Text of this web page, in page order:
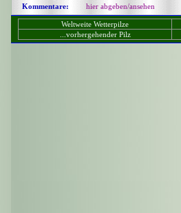
Kommentare:
hier abgeben/ansehen
Weltweite Wetterpilze
...vorhergehender Pilz